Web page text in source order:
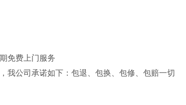
免费上门服务
我公司承诺如下：包退、包换、包修、包赔一切